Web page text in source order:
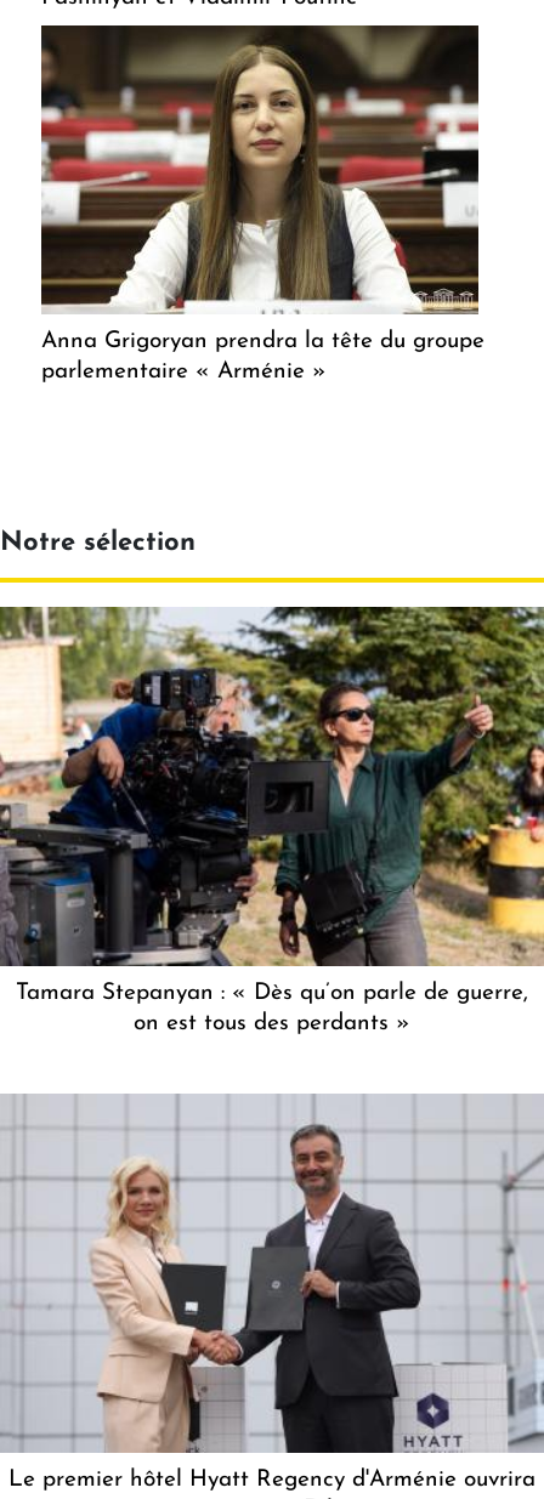
Anna Grigoryan prendra la tête du groupe
parlementaire « Arménie »
Notre sélection
Tamara Stepanyan : « Dès qu’on parle de guerre,
on est tous des perdants »
Le premier hôtel Hyatt Regency d'Arménie ouvrira